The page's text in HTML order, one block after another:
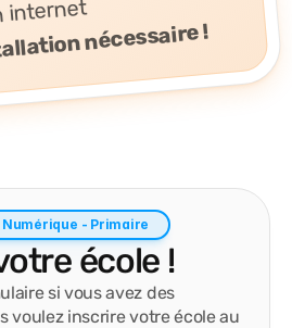
internet
nécessaire !
- Primaire
école !
si vous avez des
voulez inscrire votre école au